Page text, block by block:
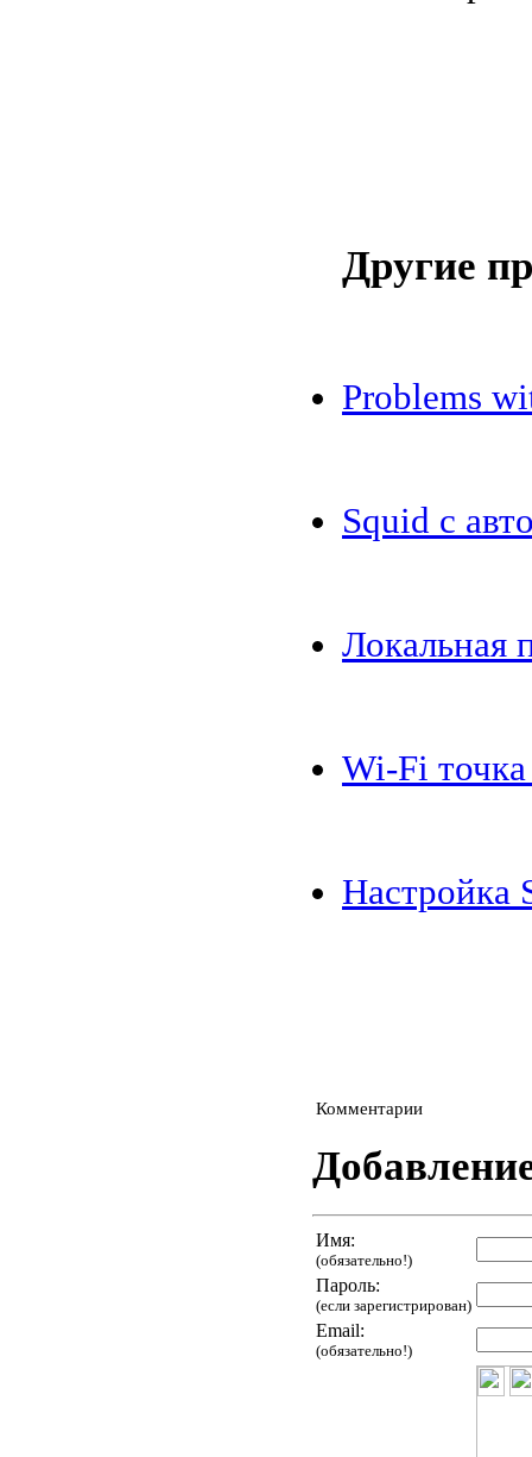
Другие
Problems
Squid с
Локальная
Wi-Fi
Настройка
Комментарии
Имя:
(обязательно!)
Пароль:
(если зарегистрирован)
Email:
(обязательно!)